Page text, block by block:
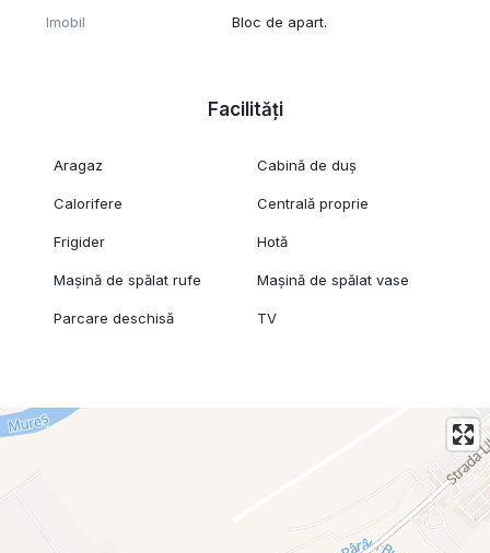
Imobil Bloc de apart.
Facilități
Aragaz Cabină de duș
Calorifere Centrală proprie
Frigider Hotă
Mașină de spălat rufe Mașină de spălat vase
Parcare deschisă TV